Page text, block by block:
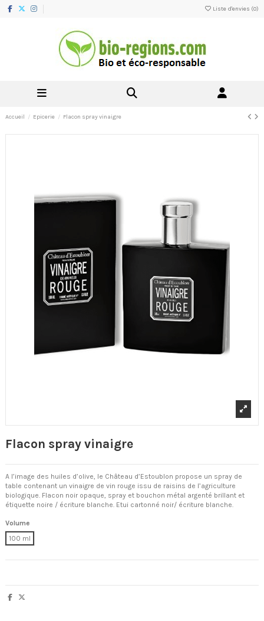
Liste d'envies (0)
Accueil Epicerie Flacon spray vinaigre
Flacon spray vinaigre
A l’image des huiles d’olive, le Château d’Estoublon propose un spray de
table contenant un vinaigre de vin rouge issu de raisins de l’agriculture
biologique. Flacon noir opaque, spray et bouchon métal argenté brillant et
étiquette noire / écriture blanche. Etui cartonné noir/ écriture blanche.
Volume
100 ml